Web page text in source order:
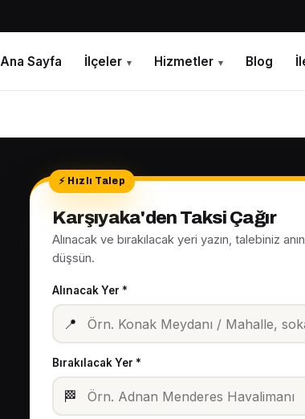
Ana Sayfa İlçeler ▾ Hizmetler ▾ Blog
Karşıyaka'den Taksi Çağır
Alınacak ve bırakılacak yeri yazın, talebiniz
düşsün.
Alınacak Yer *
📍
Bırakılacak Yer *
🏁